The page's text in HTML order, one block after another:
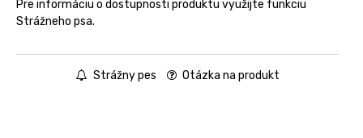
Pre informáciu o dostupnosti produktu využijte funkciu
Strážneho psa.
Strážny pes Otázka na produkt